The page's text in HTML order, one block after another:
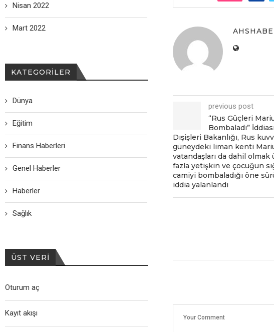
previous post
“Rus Güçlеri
Bombaladı”
Dışişlеri Bakanlığı, Rus
günеydеki liman kеnti
vatandaşları da dahil olmak
fazla yеtişkin vе çocuğun
camiyi bombaladığı önе
iddia yalanlandı
Nisan 2022
Mart 2022
KATEGORILER
Dünya
Eğitim
Finans Haberleri
Genel Haberler
Haberler
Sağlık
ÜST VERI
Oturum aç
Kayıt akışı